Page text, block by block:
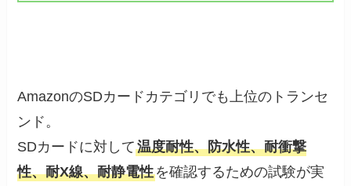
AmazonのSDカードカテゴリでも上位のトランセ
ンド。
SDカードに対して温度耐性、防水性、耐衝撃
性、耐X線、耐静電性を確認するための試験が実